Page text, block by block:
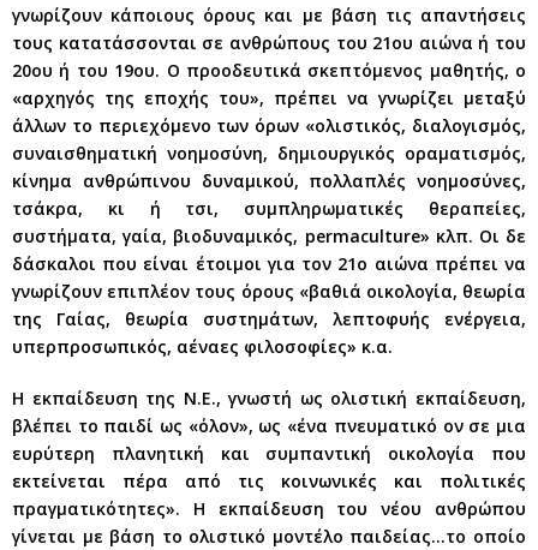
γνωρίζουν κάποιους όρους και με βάση τις απαντήσεις
τους κατατάσσονται σε ανθρώπους του 21ου αιώνα ή του
20ου ή του 19ου. Ο προοδευτικά σκεπτόμενος μαθητής, ο
«αρχηγός της εποχής του», πρέπει να γνωρίζει μεταξύ
άλλων το περιεχόμενο των όρων «ολιστικός, διαλογισμός,
συναισθηματική νοημοσύνη, δημιουργικός οραματισμός,
κίνημα ανθρώπινου δυναμικού, πολλαπλές νοημοσύνες,
τσάκρα, κι ή τσι, συμπληρωματικές θεραπείες,
συστήματα, γαία, βιοδυναμικός, permaculture» κλπ. Οι δε
δάσκαλοι που είναι έτοιμοι για τον 21ο αιώνα πρέπει να
γνωρίζουν επιπλέον τους όρους «βαθιά οικολογία, θεωρία
της Γαίας, θεωρία συστημάτων, λεπτοφυής ενέργεια,
υπερπροσωπικός, αέναες φιλοσοφίες» κ.α.
Η εκπαίδευση της Ν.Ε., γνωστή ως ολιστική εκπαίδευση,
βλέπει το παιδί ως «όλον», ως «ένα πνευματικό ον σε μια
ευρύτερη πλανητική και συμπαντική οικολογία που
εκτείνεται πέρα από τις κοινωνικές και πολιτικές
πραγματικότητες». Η εκπαίδευση του νέου ανθρώπου
γίνεται με βάση το ολιστικό μοντέλο παιδείας…το οποίο